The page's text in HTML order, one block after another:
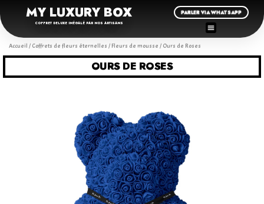
MY LUXURY BOX
COFFRET DELUXE INÉGALÉ PAR NOS ARTISANS
PARLER VIA WHATSAPP
Accueil / Coffrets de fleurs éternelles / Fleurs de mousse / Ours de Roses
OURS DE ROSES